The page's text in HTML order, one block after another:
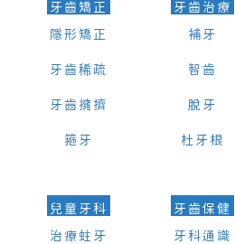
牙齒矯正
隱形矯正
牙齒稀疏
牙齒擁擠
箍牙
牙齒治療
補牙
智齒
脫牙
杜牙根
兒童牙科
治療蛀牙
牙齒保健
牙科通識